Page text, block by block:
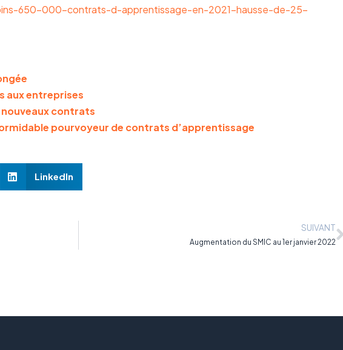
650-000-contrats-d-apprentissage-en-2021-hausse-de-25-
aux entreprises
nouveaux contrats
pourvoyeur de contrats d’apprentissage
LinkedIn
SUIVANT
Augmentation du SMIC au 1er janvier 2022